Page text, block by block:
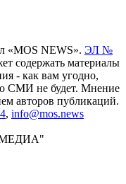
«MOS NEWS». ЭЛ №
содержать материалы
- как вам угодно,
СМИ не будет. Мнение
авторов публикаций.
, info@mos.news